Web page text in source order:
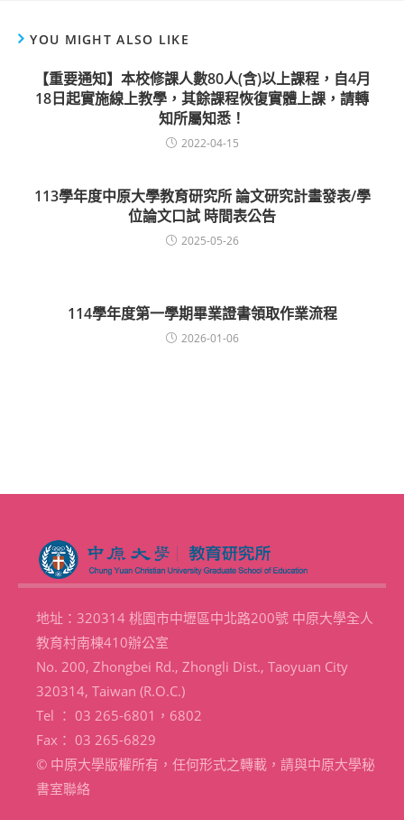
YOU MIGHT ALSO LIKE
【重要通知】本校修課人數80人(含)以上課程，自4月
18日起實施線上教學，其餘課程恢復實體上課，請轉
知所屬知悉！
2022-04-15
113學年度中原大學教育研究所 論文研究計畫發表/學
位論文口試 時間表公告
2025-05-26
114學年度第一學期畢業證書領取作業流程
2026-01-06
地址：320314 桃園市中壢區中北路200號 中原大學全人
教育村南棟410辦公室
No. 200, Zhongbei Rd., Zhongli Dist., Taoyuan City
320314, Taiwan (R.O.C.)
Tel ： 03 265-6801，6802
Fax： 03 265-6829
© 中原大學版權所有，任何形式之轉載，請與中原大學秘
書室聯絡